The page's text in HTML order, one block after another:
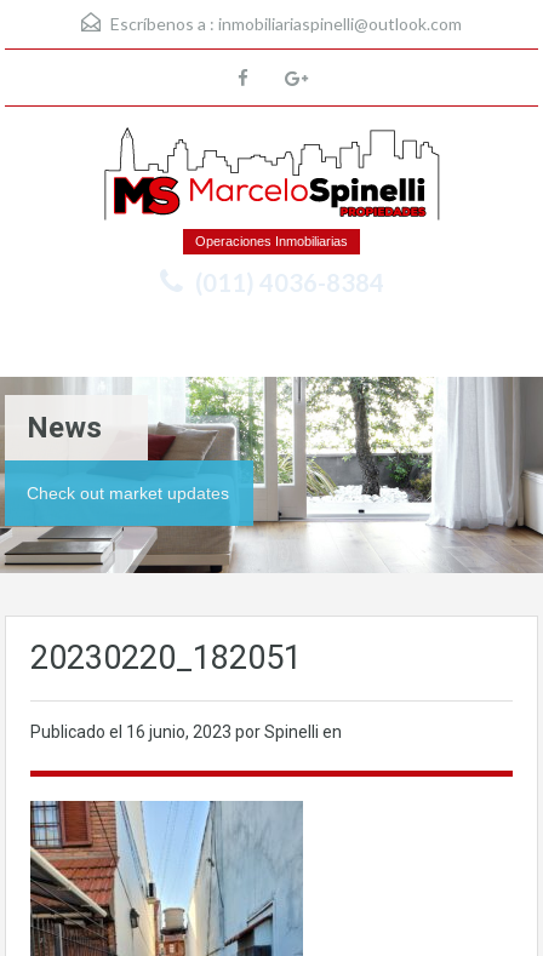
Escríbenos a : inmobiliariaspinelli@outlook.com
Operaciones Inmobiliarias
(011) 4036-8384
News
Check out market updates
20230220_182051
Publicado el 16 junio, 2023 por Spinelli en